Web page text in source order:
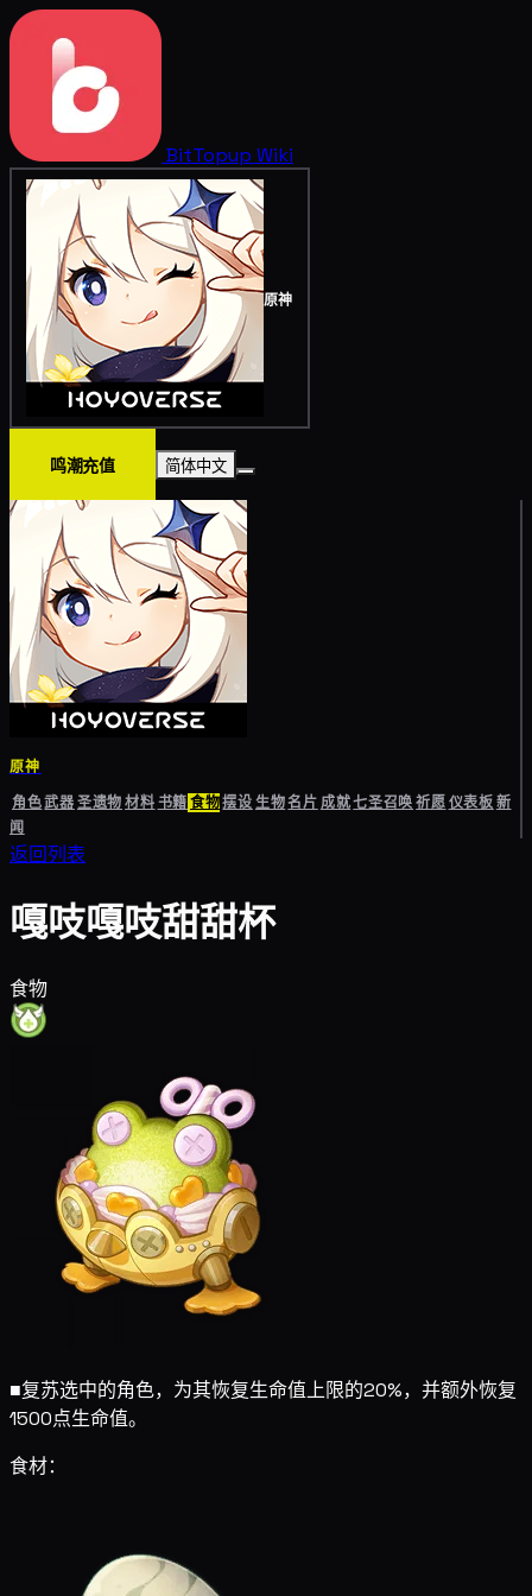
BitTopup Wiki
原神
鸣潮充值 简体中文
原神
角色武器圣遗物材料书籍食物摆设生物名片成就七圣召唤祈愿仪表板新
闻
返回列表
嘎吱嘎吱甜甜杯
食物
■复苏选中的角色，为其恢复生命值上限的20%，并额外恢复
1500点生命值。
食材：